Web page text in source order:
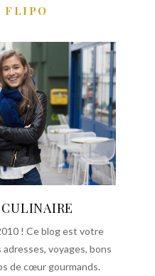
FLIPO
! Ce blog est votre
voyages, bons
de cœur gourmands.